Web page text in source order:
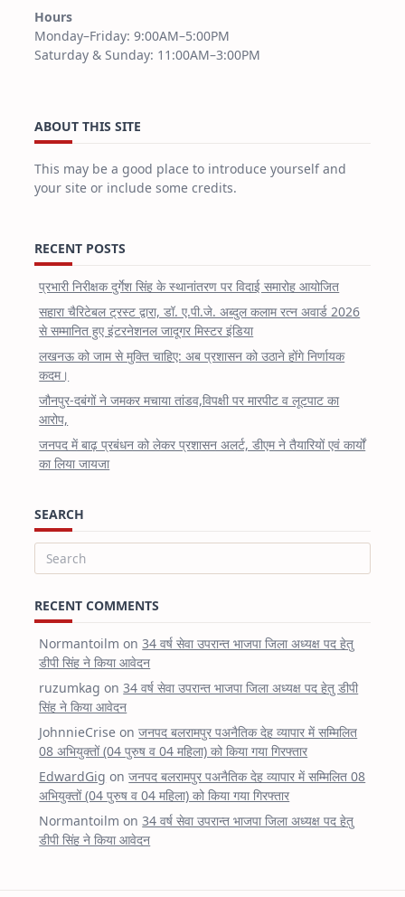
Hours
Monday–Friday: 9:00AM–5:00PM
Saturday & Sunday: 11:00AM–3:00PM
ABOUT THIS SITE
This may be a good place to introduce yourself and
your site or include some credits.
RECENT POSTS
प्रभारी निरीक्षक दुर्गेश सिंह के स्थानांतरण पर विदाई समारोह आयोजित
सहारा चैरिटेबल ट्रस्ट द्वारा, डॉ. ए.पी.जे. अब्दुल कलाम रत्न अवार्ड 2026
से सम्मानित हुए इंटरनेशनल जादूगर मिस्टर इंडिया
लखनऊ को जाम से मुक्ति चाहिए: अब प्रशासन को उठाने होंगे निर्णायक
कदम।
जौनपुर-दबंगों ने जमकर मचाया तांडव,विपक्षी पर मारपीट व लूटपाट का
आरोप,
जनपद में बाढ़ प्रबंधन को लेकर प्रशासन अलर्ट, डीएम ने तैयारियों एवं कार्यों
का लिया जायजा
SEARCH
Search
RECENT COMMENTS
Normantoilm on34 वर्ष सेवा उपरान्त भाजपा जिला अध्यक्ष पद हेतु
डीपी सिंह ने किया आवेदन
ruzumkag on34 वर्ष सेवा उपरान्त भाजपा जिला अध्यक्ष पद हेतु डीपी
सिंह ने किया आवेदन
JohnnieCrise onजनपद बलरामपुर पअनैतिक देह व्यापार में सम्मिलित
08 अभियुक्तों (04 पुरुष व 04 महिला) को किया गया गिरफ्तार
EdwardGig onजनपद बलरामपुर पअनैतिक देह व्यापार में सम्मिलित 08
अभियुक्तों (04 पुरुष व 04 महिला) को किया गया गिरफ्तार
Normantoilm on34 वर्ष सेवा उपरान्त भाजपा जिला अध्यक्ष पद हेतु
डीपी सिंह ने किया आवेदन